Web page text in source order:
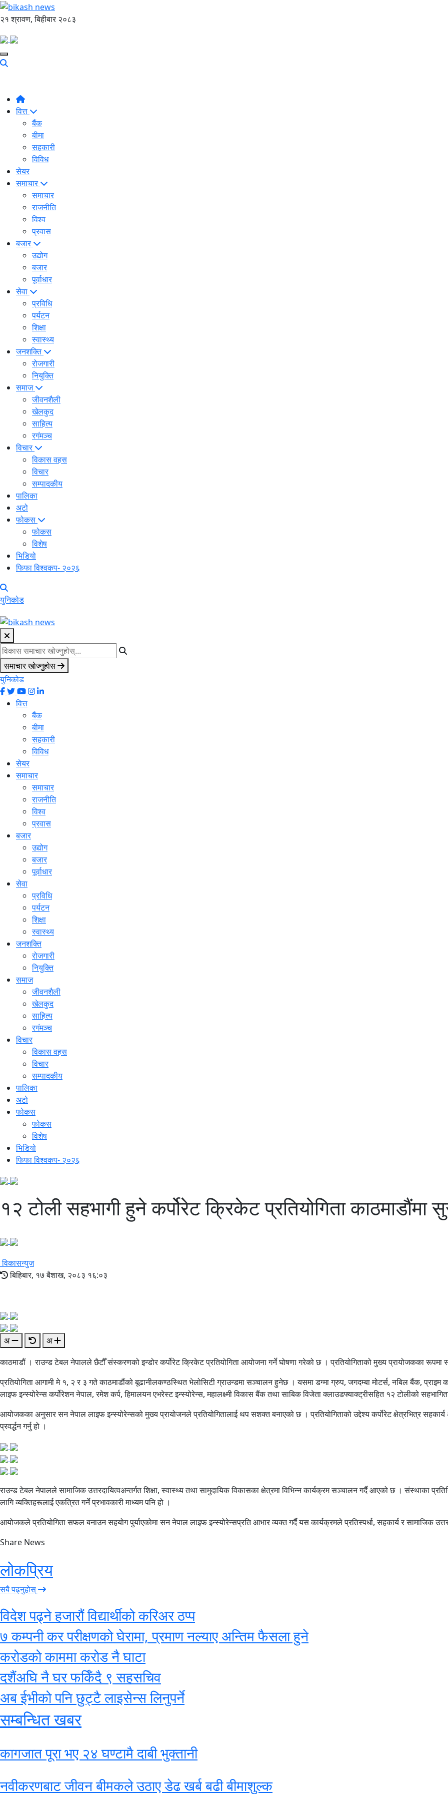
२१ श्रावण, बिहीबार २०८३
वित्त
बैंक
बीमा
सहकारी
विविध
सेयर
समाचार
समाचार
राजनीति
विश्व
प्रवास
बजार
उद्योग
बजार
पूर्वाधार
सेवा
प्रविधि
पर्यटन
शिक्षा
स्वास्थ्य
जनशक्ति
रोजगारी
नियुक्ति
समाज
जीवनशैली
खेलकुद
साहित्य
रगंमञ्च
विचार
विकास वहस
विचार
सम्पादकीय
पालिका
अटो
फोकस
फोकस
विशेष
भिडियो
फिफा विश्वकप- २०२६
युनिकोड
समाचार खोज्नुहोस
युनिकोड
वित्त
बैंक
बीमा
सहकारी
विविध
सेयर
समाचार
समाचार
राजनीति
विश्व
प्रवास
बजार
उद्योग
बजार
पूर्वाधार
सेवा
प्रविधि
पर्यटन
शिक्षा
स्वास्थ्य
जनशक्ति
रोजगारी
नियुक्ति
समाज
जीवनशैली
खेलकुद
साहित्य
रगंमञ्च
विचार
विकास वहस
विचार
सम्पादकीय
पालिका
अटो
फोकस
फोकस
विशेष
भिडियो
फिफा विश्वकप- २०२६
१२ टोली सहभागी हुने कर्पोरेट क्रिकेट प्रतियोगिता काठमाडौंमा
विकासन्युज
बिहिबार, १७ बैशाख, २०८३ १६:०३
अ
अ
काठमाडौं । राउन्ड टेबल नेपालले छैटौँ संस्करणको इन्डोर कर्पोरेट क्रिकेट प्रतियोगिता आयोजना गर्ने घोषणा गरेको छ । प्रतियोगिताको मुख्य प्रायोजकका
प्रतियोगिता आगामी मे १, २ र ३ गते काठमाडौंको बूढानीलकण्ठस्थित भेलोसिटी ग्राउन्डमा सञ्चालन हुनेछ । यसमा डग्मा ग्रुप, जगदम्बा मोटर्स, नबिल बैंक,
लाइफ इन्स्योरेन्स कर्पोरेशन नेपाल, रमेश कर्प, हिमालयन एभरेस्ट इन्स्योरेन्स, महालक्ष्मी विकास बैंक तथा साबिक विजेता क्लाउडफ्याक्ट्रीसहित १२ टोलीको
आयोजकका अनुसार सन नेपाल लाइफ इन्स्योरेन्सको मुख्य प्रायोजनले प्रतियोगितालाई थप सशक्त बनाएको छ । प्रतियोगिताको उद्देश्य कर्पोरेट क्षेत्रभित्र
प्रवर्द्धन गर्नु हो ।
राउन्ड टेबल नेपालले सामाजिक उत्तरदायित्वअन्तर्गत शिक्षा, स्वास्थ्य तथा सामुदायिक विकासका क्षेत्रमा विभिन्न कार्यक्रम सञ्चालन गर्दै आएको छ । संस्थाका
लागि व्यक्तिहरूलाई एकत्रित गर्ने प्रभावकारी माध्यम पनि हो ।
आयोजकले प्रतियोगिता सफल बनाउन सहयोग पुर्याएकोमा सन नेपाल लाइफ इन्स्योरेन्सप्रति आभार व्यक्त गर्दै यस कार्यक्रमले प्रतिस्पर्धा, सहकार्य र सामाजिक
Share News
लोकप्रिय
सबै पढ्नुहोस्
विदेश पढ्ने हजारौं विद्यार्थीको करिअर ठप्प
७ कम्पनी कर परीक्षणको घेरामा, प्रमाण नल्याए अन्तिम फैसला हुने
करोडको काममा करोड नै घाटा
दशैंअघि नै घर फर्किँदै ९ सहसचिव
अब ईभीको पनि छुट्टै लाइसेन्स लिनुपर्ने
सम्बन्धित खबर
कागजात पूरा भए २४ घण्टामै दाबी भुक्तानी
नवीकरणबाट जीवन बीमकले उठाए डेढ खर्ब बढी बीमाशुल्क